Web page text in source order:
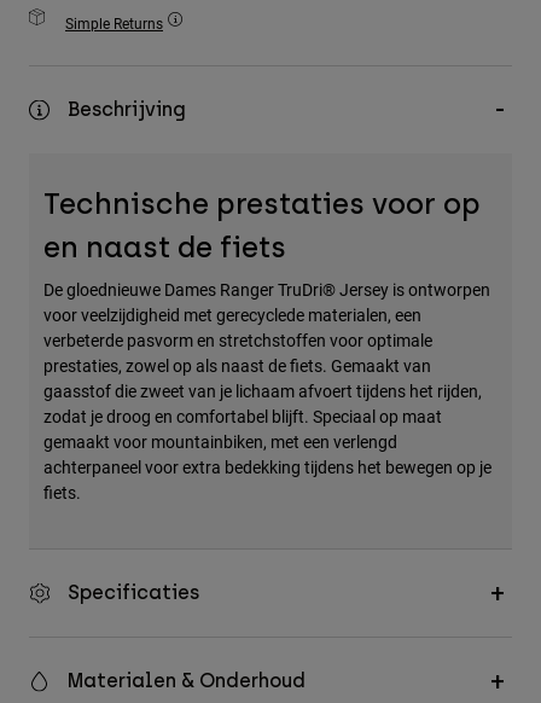
Accessories
Bags & Backpacks
Simple Returns
Beschrijving
Technische prestaties voor op
en naast de fiets
De gloednieuwe Dames Ranger TruDri® Jersey is ontworpen
voor veelzijdigheid met gerecyclede materialen, een
verbeterde pasvorm en stretchstoffen voor optimale
prestaties, zowel op als naast de fiets. Gemaakt van
gaasstof die zweet van je lichaam afvoert tijdens het rijden,
zodat je droog en comfortabel blijft. Speciaal op maat
gemaakt voor mountainbiken, met een verlengd
achterpaneel voor extra bedekking tijdens het bewegen op je
fiets.
Specificaties
Materialen & Onderhoud